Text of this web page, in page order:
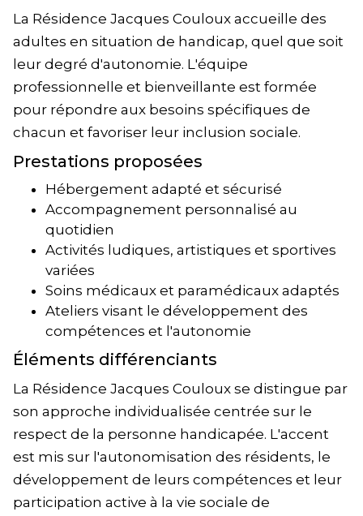
La Résidence Jacques Couloux accueille des
adultes en situation de handicap, quel que soit
leur degré d'autonomie. L'équipe
professionnelle et bienveillante est formée
pour répondre aux besoins spécifiques de
chacun et favoriser leur inclusion sociale.
Prestations proposées
Hébergement adapté et sécurisé
Accompagnement personnalisé au
quotidien
Activités ludiques, artistiques et sportives
variées
Soins médicaux et paramédicaux adaptés
Ateliers visant le développement des
compétences et l'autonomie
Éléments différenciants
La Résidence Jacques Couloux se distingue par
son approche individualisée centrée sur le
respect de la personne handicapée. L'accent
est mis sur l'autonomisation des résidents, le
développement de leurs compétences et leur
participation active à la vie sociale de